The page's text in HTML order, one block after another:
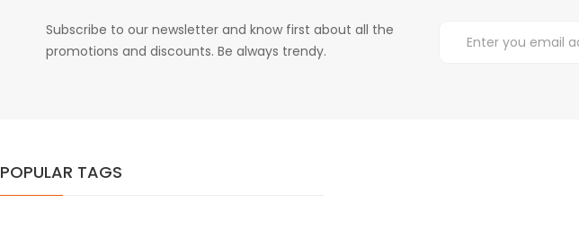
Subscribe to our newsletter and know first about all the
promotions and discounts. Be always trendy.
POPULAR TAGS